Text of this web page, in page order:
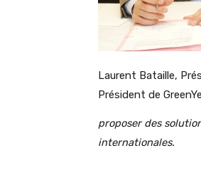
Laurent Bataille,
Président de
proposer des
internationales.